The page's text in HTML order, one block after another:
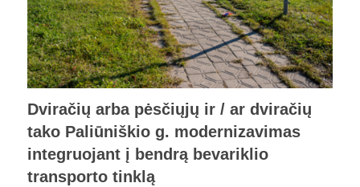
Dviračių arba pėsčiųjų ir / ar dviračių
tako Paliūniškio g. modernizavimas
integruojant į bendrą bevariklio
transporto tinklą